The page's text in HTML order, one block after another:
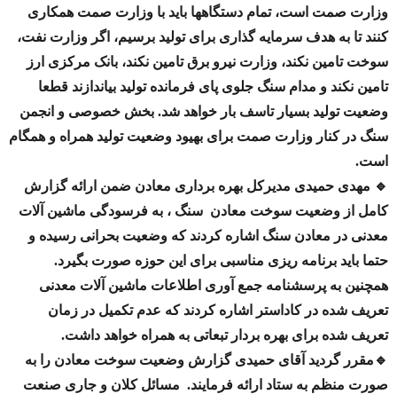
وزارت صمت است، تمام دستگاهها باید با وزارت صمت همکاری
کنند تا به هدف سرمایه گذاری برای تولید برسیم، اگر وزارت نفت،
سوخت تامین نکند، وزارت نیرو برق تامین نکند، بانک مرکزی ارز
تامین نکند و مدام سنگ جلوی پای فرمانده تولید بیاندازند قطعا
وضعیت تولید بسیار تاسف بار خواهد شد. بخش خصوصی و انجمن
سنگ در کنار وزارت صمت برای بهیود وضعیت تولید همراه و همگام
است.
🔹 مهدی حمیدی مدیرکل بهره برداری معادن ضمن ارائه گزارش
کامل از وضعیت سوخت معادن سنگ ، به فرسودگی ماشین آلات
معدنی در معادن سنگ اشاره کردند که وضعیت بحرانی رسیده و
حتما باید برنامه ریزی مناسبی برای این حوزه صورت بگیرد.
همچنین به پرسشنامه جمع آوری اطلاعات ماشین آلات معدنی
تعریف شده در کاداستر اشاره کردند که عدم تکمیل در زمان
تعریف شده برای بهره بردار تبعاتی به همراه خواهد داشت.
🔹مقرر گردید آقای حمیدی گزارش وضعیت سوخت معادن را به
صورت منظم به ستاد ارائه فرمایند. مسائل کلان و جاری صنعت